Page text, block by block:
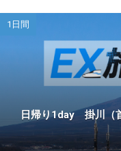
1日間
日帰り1day 掛川（